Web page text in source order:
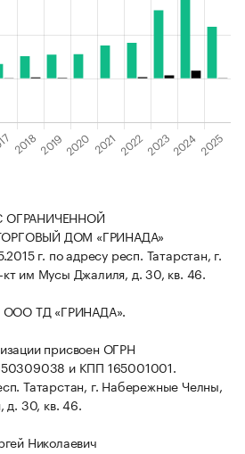
ОГРАНИЧЕННОЙ
ДОМ «ГРИНАДА»
г. по адресу респ. Татарстан, г.
им Мусы Джалиля, д. 30, кв. 46.
ООО ТД «ГРИНАДА».
присвоен ОГРН
и КПП 165001001.
Татарстан, г. Набережные Челны,
д. 30, кв. 46.
Николаевич